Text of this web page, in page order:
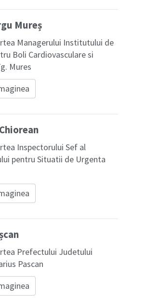
Mureș
Managerului Institutului de
Boli Cardiovasculare si
Mures
Inspectorului Sef al
pentru Situatii de Urgenta
Prefectului Judetului
Pascan